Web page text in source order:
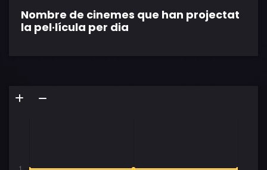
Nombre de cinemes que han projectat
la pel·lícula per dia